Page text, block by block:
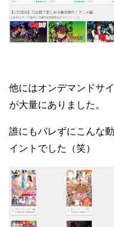
他にはオンデマンドサ
が大量にありました。
誰にもバレずにこんな
イントでした（笑）